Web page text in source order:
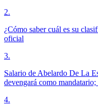
2.
¿Cómo saber cuál es su
oficial
3.
Salario de Abelardo De La
devengará como mandatario;
4.